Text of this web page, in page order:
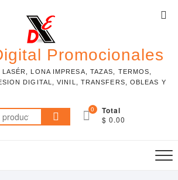
Promocionales
LONA IMPRESA, TAZAS, TERMOS,
DIGITAL, VINIL, TRANSFERS, OBLEAS Y
Buscar
por:
0 Total
$ 0.00